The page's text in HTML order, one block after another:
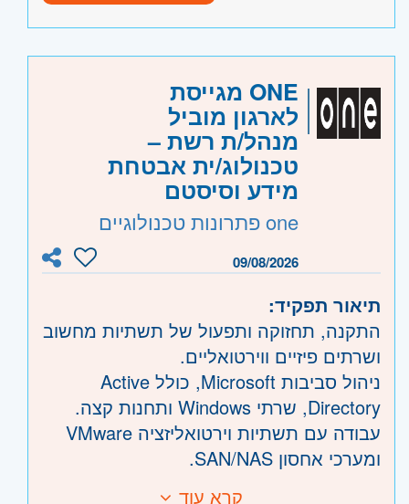
מערכתית
היקף משרה: משרה מלאה
קוד משרה:15462
- תל אביב, פתח תקווה, רמת גן
וגבעתיים, בקעת אונו וגבעת שמואל, חולון
ובת-ים, מודיעין, שוהם
- חדרה וזכרון יעקב, נתניה ועמק חפר,
רעננה, כפר סבא והוד השרון, ראש העין,
ONE מגייסת
לארגון מוביל
מנהל/ת רשת –
טכנולוג/ית אבטחת
מידע וסיסטם
one פתרונות טכנולוגיים
09/08/2026
תיאור תפקיד:
התקנה, תחזוקה ותפעול של תשתיות מחשוב
ושרתים פיזיים ווירטואליים.
ניהול סביבות Microsoft, כולל Active
Directory, שרתי Windows ותחנות קצה.
עבודה עם תשתיות וירטואליזציה VMware
ומערכי אחסון SAN/NAS.
קרא עוד